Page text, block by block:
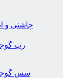
چاشنی و
رب
سس